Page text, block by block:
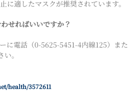
に適したマスクが推奨されています。
せればいいですか？
に電話（0-5625-5451-4内線125）また
。
health/3572611